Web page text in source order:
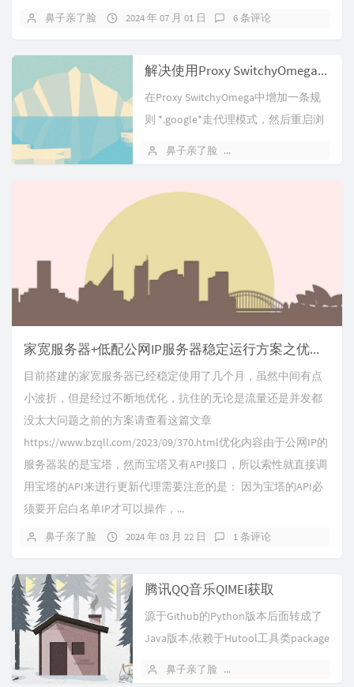
鼻子亲了脸 2024 年 07 月 01 日 6 条评论
解决使用Proxy SwitchyOmega时Chrome浏览器无法正常同步的问题
在Proxy SwitchyOmega中增加一条规
则 *.google*走代理模式，然后重启浏
鼻子亲了脸
家宽服务器+低配公网IP服务器稳定运行方案之优化篇
目前搭建的家宽服务器已经稳定使用了几个月，虽然中间有点
小波折，但是经过不断地优化，抗住的无论是流量还是并发都
没太大问题之前的方案请查看这篇文章
https://www.bzqll.com/2023/09/370.html优化内容由于公网IP的
服务器装的是宝塔，然而宝塔又有API接口，所以索性就直接调
用宝塔的API来进行更新代理需要注意的是： 因为宝塔的API必
须要开启白名单IP才可以操作，...
鼻子亲了脸 2024 年 03 月 22 日 1 条评论
腾讯QQ音乐QIMEI获取
源于Github的Python版本后面转成了
Java版本,依赖于Hutool工具类package
鼻子亲了脸